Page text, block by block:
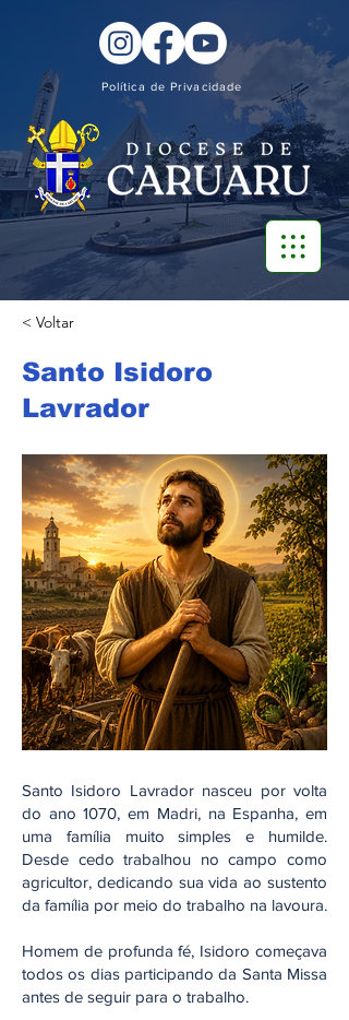
Política de Privacidade
< Voltar
Santo Isidoro
Lavrador
Santo Isidoro Lavrador nasceu por volta
do ano 1070, em Madri, na Espanha, em
uma família muito simples e humilde.
Desde cedo trabalhou no campo como
agricultor, dedicando sua vida ao sustento
da família por meio do trabalho na lavoura.
Homem de profunda fé, Isidoro começava
todos os dias participando da Santa Missa
antes de seguir para o trabalho.